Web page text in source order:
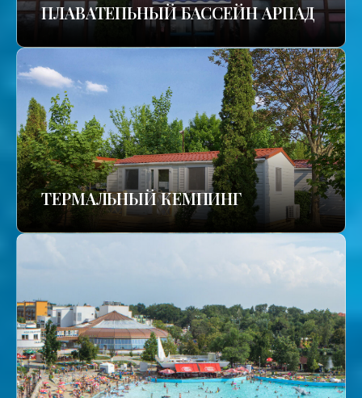
ПЛАВАТЕПЬНЫЙ БАССЕЙН АРПАД
ТЕРМАЛЬНЫЙ КЕМПИНГ